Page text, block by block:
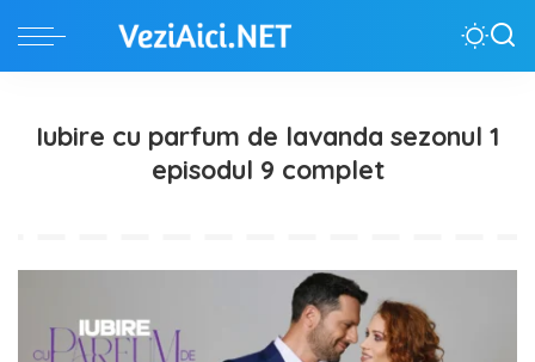
Iubire cu parfum de lavanda sezonul 1
episodul 9 complet